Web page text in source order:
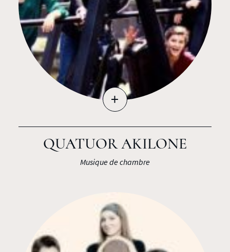
+
QUATUOR AKILONE
Musique de chambre